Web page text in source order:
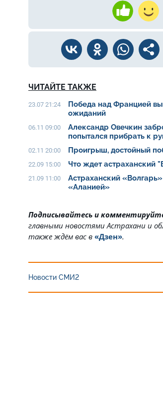
ЧИТАЙТЕ ТАКЖЕ
23.07 21:24
Победа над Францией
ожиданий
06.11 09:00
Александр Овечкин
попытался прибрать к
02.11 20:00 Проигрыш, достойный
22.09 15:00 Что ждет астраханский
21.09 11:00
Астраханский
«Аланией»
Подписывайтесь и
главными новостями Астрахани и
также ждём вас в «Дзен».
Новости СМИ2